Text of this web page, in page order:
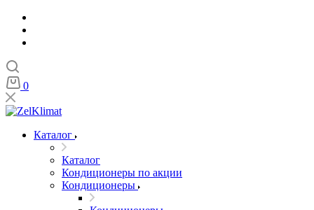
0
Каталог
Каталог
Кондиционеры по акции
Кондиционеры